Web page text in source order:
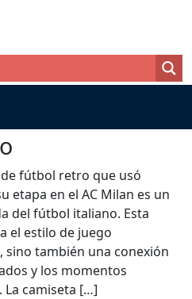
fútbol retro que usó
etapa en el AC Milan es un
del fútbol italiano. Esta
el estilo de juego
sino también una conexión
y los momentos
La camiseta […]